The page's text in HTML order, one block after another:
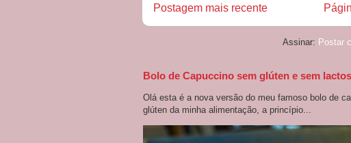
Postagem mais recente
Assinar: Postar
Bolo de Capuccino sem glúten e sem
Olá esta é a nova versão do meu famoso bolo de
glúten da minha alimentação, a princípio...